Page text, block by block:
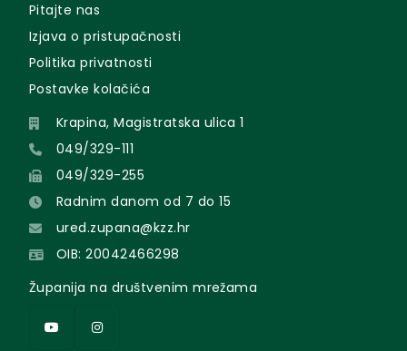
Pitajte nas
Izjava o pristupačnosti
Politika privatnosti
Postavke kolačića
Krapina, Magistratska ulica 1
049/329-111
049/329-255
Radnim danom od 7 do 15
ured.zupana@kzz.hr
OIB: 20042466298
Županija na društvenim mrežama